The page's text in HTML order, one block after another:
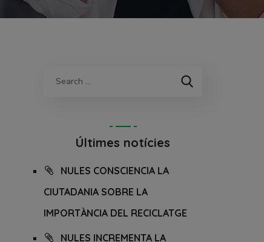
Últimes notícies
NULES CONSCIENCIA LA
CIUTADANIA SOBRE LA
IMPORTÀNCIA DEL RECICLATGE
NULES INCREMENTA LA